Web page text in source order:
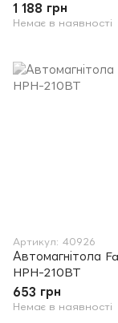
1 188 грн
Немає в наявності
Артикул: 40926
Автомагнітола
HPH-210BT
653 грн
Немає в наявності